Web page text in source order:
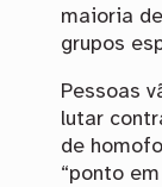
maioria
grupos
Pessoas
lutar
de
“ponto